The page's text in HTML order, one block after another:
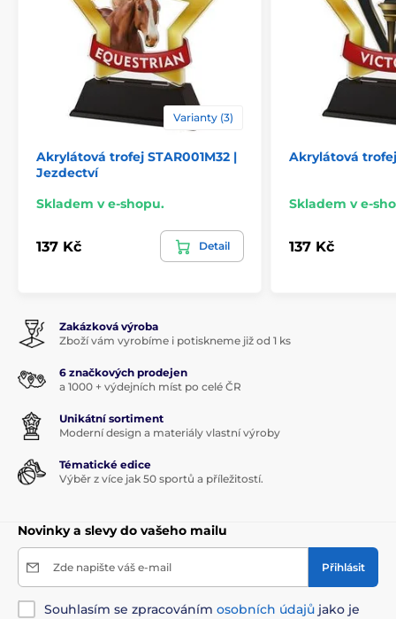
Varianty (3)
Akrylátová trofej STAR001M32 |
Jezdectví
Skladem v e-shopu.
137 Kč Detail
Akrylátová trofej
Skladem v e-
137 Kč
Zakázková výroba
Zboží vám vyrobíme i potiskneme již od 1 ks
6 značkových prodejen
a 1000 + výdejních míst po celé ČR
Unikátní sortiment
Moderní design a materiály vlastní výroby
Tématické edice
Výběr z více jak 50 sportů a příležitostí.
Novinky a slevy do vašeho mailu
Zde napište váš e-mail Přihlásit
Souhlasím se zpracováním osobních údajů jako je